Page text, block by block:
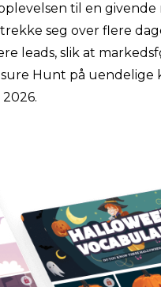
til en
seg over flere
leads, slik at
Hunt på